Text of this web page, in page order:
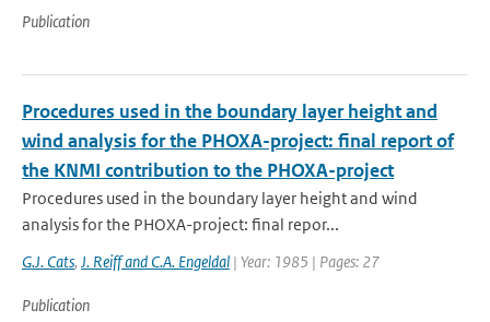
Publication
Procedures used in the boundary layer height and
wind analysis for the PHOXA-project: final report of
the KNMI contribution to the PHOXA-project
Procedures used in the boundary layer height and wind
analysis for the PHOXA-project: final repor...
G.J. Cats, J. Reiff and C.A. Engeldal | Year: 1985 | Pages: 27
Publication